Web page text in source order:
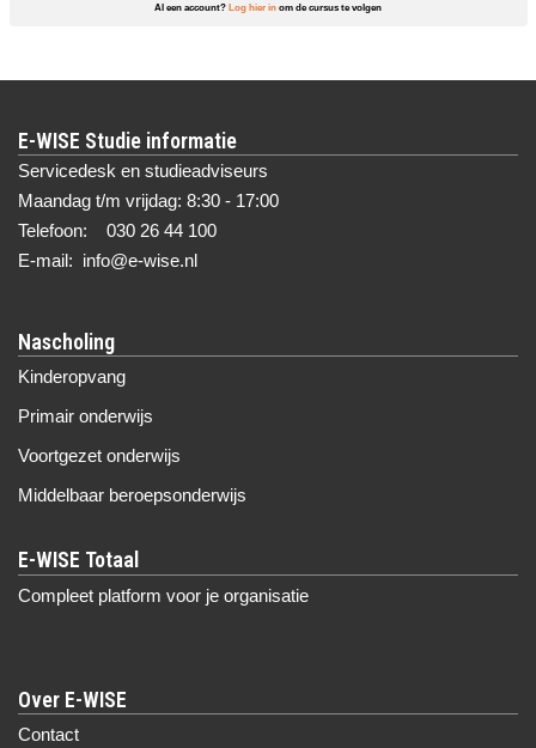
Al een account? Log hier in om de cursus te volgen
E-WISE Studie informatie
Servicedesk en studieadviseurs
Maandag t/m vrijdag: 8:30 - 17:00
Telefoon: 030 26 44 100
E-mail: info@e-wise.nl
Nascholing
Kinderopvang
Primair onderwijs
Voortgezet onderwijs
Middelbaar beroepsonderwijs
Compleet platform voor je organisatie
Over E-WISE
Contact